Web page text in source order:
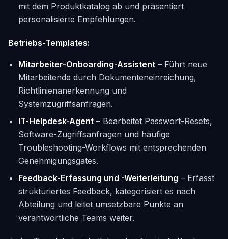
mit dem Produktkatalog ab und präsentiert
personalisierte Empfehlungen.
Betriebs-Templates:
Mitarbeiter-Onboarding-Assistent – Führt neue
Mitarbeitende durch Dokumenteneinreichung,
Richtlinienanerkennung und
Systemzugriffsanfragen.
IT-Helpdesk-Agent – Bearbeitet Passwort-Resets,
Software-Zugriffsanfragen und häufige
Troubleshooting-Workflows mit entsprechenden
Genehmigungsgates.
Feedback-Erfassung und -Weiterleitung – Erfasst
strukturiertes Feedback, kategorisiert es nach
Abteilung und leitet umsetzbare Punkte an
verantwortliche Teams weiter.